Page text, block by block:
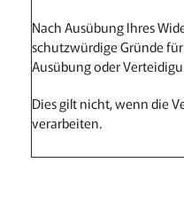
Nach Ausübung Ihres
schutzwürdige Gründe
Ausübung oder
Dies gilt nicht, wenn die
verarbeiten.